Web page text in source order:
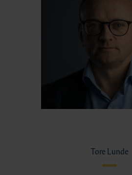
Tore Lunde